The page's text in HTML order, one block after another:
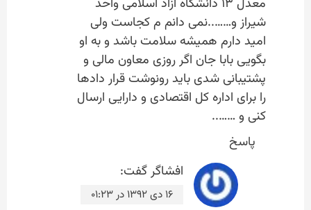
معدل ۱۳ دانشگاه آزاد اسلامی واحد
شیراز و……..نمی دانم م کجاست ولی
امید دارم همیشه سلامت باشد و به او
بگویی بابا جان اگر روزی معاون مالی و
پشتیبانی شدی باید رونوشت قرار دادها
را برای اداره کل اقتصادی و دارایی ارسال
کنی و ……..
پاسخ
افشاگرگفت:
۱۶ دی ۱۳۹۲ در ۰۱:۲۳